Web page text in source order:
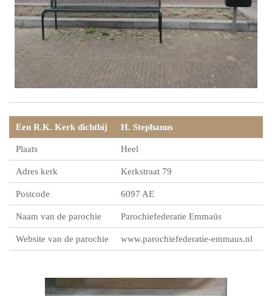
Een R.K. Kerk dichtbij H. Stephanus
Plaats Heel
Adres kerk Kerkstraat 79
Postcode 6097 AE
Naam van de parochie Parochiefederatie Emmaüs
Website van de parochie www.parochiefederatie-emmaus.nl